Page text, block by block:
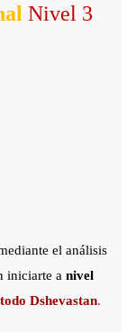
Nivel 3
el análisis
iniciarte a nivel
Dshevastan.